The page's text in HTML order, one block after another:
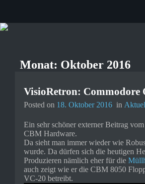
SX-64 Retro Gaming
Computer aus der
Monat: Oktober 2016
VisioRetron: Commodore
Posted on 18. Oktober 2016 in
Ein sehr schöner externer Beitrag
CBM Hardware.
Da sieht man immer wieder wie
wurde. Da dürfen sich die heutigen
Produzieren nämlich eher für die
auch zeigt wie er die CBM 8050
VC-20 betreibt.